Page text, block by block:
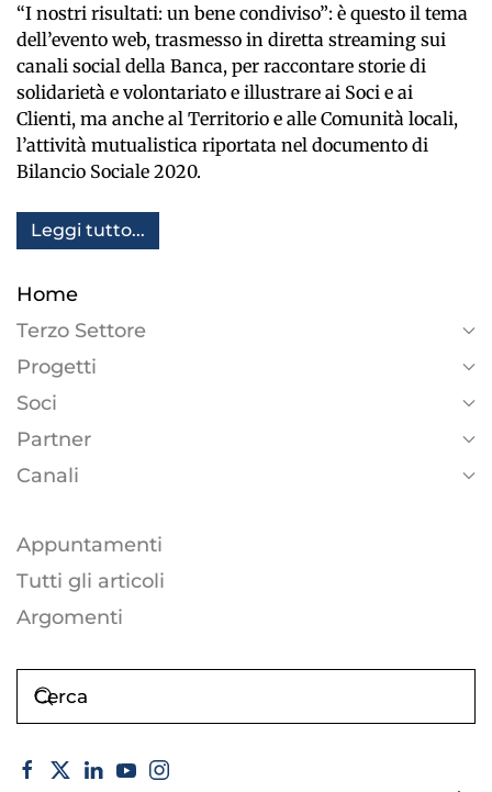
“I nostri risultati: un bene condiviso”: è questo il tema
dell’evento web, trasmesso in diretta streaming sui
canali social della Banca, per raccontare storie di
solidarietà e volontariato e illustrare ai Soci e ai
Clienti, ma anche al Territorio e alle Comunità locali,
l’attività mutualistica riportata nel documento di
Bilancio Sociale 2020.
Leggi tutto...
Home
Terzo Settore
Progetti
Soci
Partner
Canali
Appuntamenti
Tutti gli articoli
Argomenti